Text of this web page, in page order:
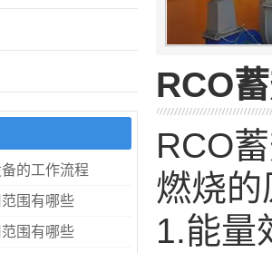
RCO
RCO
燃烧
1.能量
的工作流程
围有哪些
围有哪些